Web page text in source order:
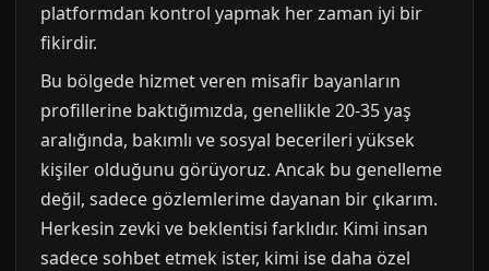
platformdan kontrol yapmak her zaman iyi bir
fikirdir.
Bu bölgede hizmet veren misafir bayanların
profillerine baktığımızda, genellikle 20-35 yaş
aralığında, bakımlı ve sosyal becerileri yüksek
kişiler olduğunu görüyoruz. Ancak bu genelleme
değil, sadece gözlemlerime dayanan bir çıkarım.
Herkesin zevki ve beklentisi farklıdır. Kimi insan
sadece sohbet etmek ister, kimi ise daha özel